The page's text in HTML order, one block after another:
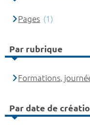
Pages (1)
Par rubrique
Formations,
Par date de